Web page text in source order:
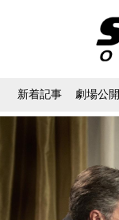
新着記事 劇場公開